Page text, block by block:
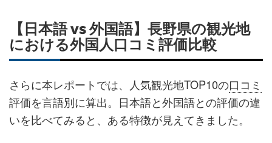
【日本語 vs 外国語】長野県の観光地
における外国人口コミ評価比較
さらに本レポートでは、人気観光地TOP10の口コミ
評価を言語別に算出。日本語と外国語との評価の違
いを比べてみると、ある特徴が見えてきました。